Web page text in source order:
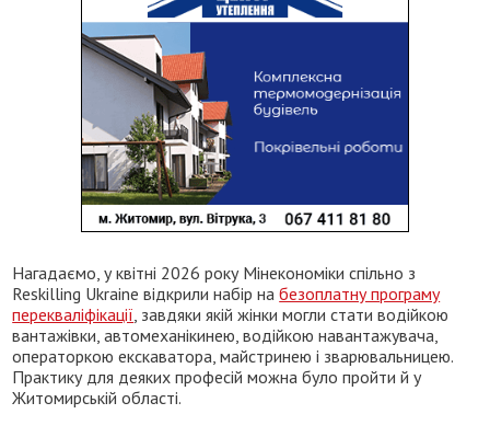
Нагадаємо, у квітні 2026 року Мінекономіки спільно з
Reskilling Ukraine відкрили набір набезоплатну програму
перекваліфікації, завдяки якій жінки могли стати водійкою
вантажівки, автомеханікинею, водійкою навантажувача,
операторкою екскаватора, майстринею і зварювальницею.
Практику для деяких професій можна було пройти й у
Житомирській області.